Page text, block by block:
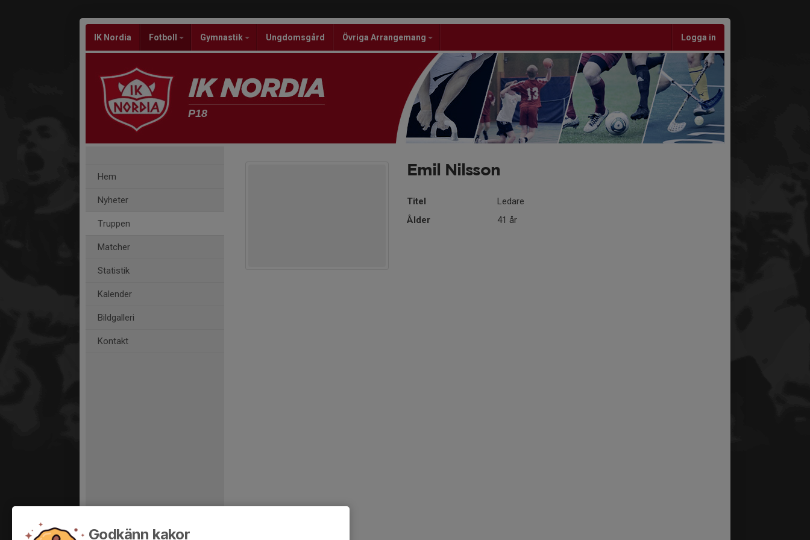
IK Nordia Fotboll Gymnastik Ungdomsgård Övriga Arrangemang Logga in
P18
Hem
Nyheter
Truppen
Matcher
Statistik
Kalender
Bildgalleri
Kontakt
Emil Nilsson
Titel
Ledare
Ålder
41 år
Godkänn kakor